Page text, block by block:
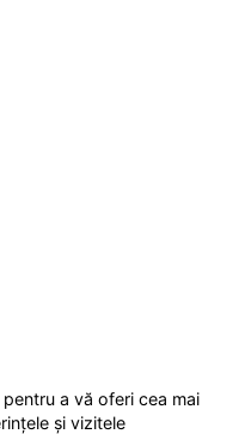
a vă oferi cea mai
și vizitele